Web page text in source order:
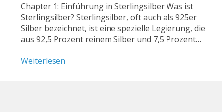
Chapter 1: Einführung in Sterlingsilber Was ist
Sterlingsilber? Sterlingsilber, oft auch als 925er
Silber bezeichnet, ist eine spezielle Legierung, die
aus 92,5 Prozent reinem Silber und 7,5 Prozent
Kombination sorgt dafür, dass das Silber
Weiterlesen